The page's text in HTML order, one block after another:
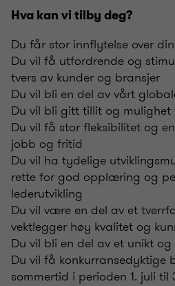
Hva kan vi tilby deg?
Du får stor innflytelse over
Du vil få utfordrende og
tvers av kunder og bransjer
Du vil bli en del av vårt
Du vil bli gitt tillit og
Du vil få stor fleksibilitet og
jobb og fritid
Du vil ha tydelige
rette for god opplæring og
lederutvikling
Du vil være en del av et
vektlegger høy kvalitet og
Du vil bli en del av et unikt
Du vil få konkurransedyktige
sommertid i perioden 1. juli til